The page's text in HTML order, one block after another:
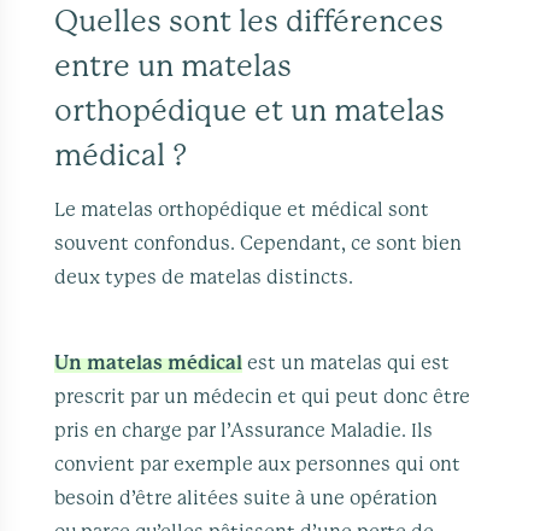
Quelles sont les différences
entre un matelas
orthopédique et un matelas
médical ?
Le matelas orthopédique et médical sont
souvent confondus. Cependant, ce sont bien
deux types de matelas distincts.
Un matelas médical est un matelas qui est
prescrit par un médecin et qui peut donc être
pris en charge par l’Assurance Maladie. Ils
convient par exemple aux personnes qui ont
besoin d’être alitées suite à une opération